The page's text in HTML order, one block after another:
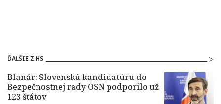
ĎALŠIE Z HS
Blanár: Slovenskú kandidatúru do
Bezpečnostnej rady OSN podporilo už
123 štátov